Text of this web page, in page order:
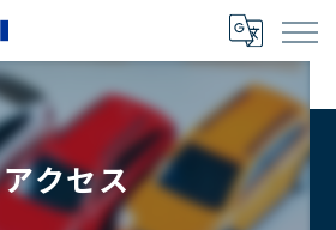
アクセス